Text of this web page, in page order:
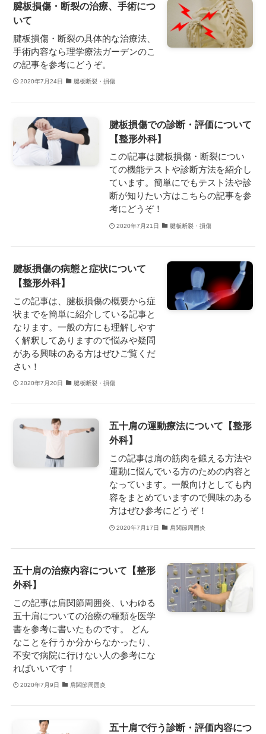
腱板損傷・断裂の治療、手術につ
いて
腱板損傷・断裂の具体的な治療法、
手術内容なら理学療法ガーデンのこ
の記事を参考にどうぞ。
2020年7月24日 腱板断裂・損傷
腱板損傷での診断・評価について
【整形外科】
このl記事は腱板損傷・断裂につい
ての機能テストや診断方法を紹介し
ています。簡単にでもテスト法や診
断が知りたい方はこちらの記事を参
考にどうぞ！
2020年7月21日 腱板断裂・損傷
腱板損傷の病態と症状について
【整形外科】
この記事は、腱板損傷の概要から症
状までを簡単に紹介している記事と
なります。一般の方にも理解しやす
く解釈してありますので悩みや疑問
がある興味のある方はぜひご覧くだ
さい！
2020年7月20日 腱板断裂・損傷
五十肩の運動療法について【整形
外科】
この記事は肩の筋肉を鍛える方法や
運動に悩んでいる方のための内容と
なっています。一般向けとしても内
容をまとめていますので興味のある
方はぜひ参考にどうぞ！
2020年7月17日 肩関節周囲炎
五十肩の治療内容について【整形
外科】
この記事は肩関節周囲炎、いわゆる
五十肩についての治療の種類を医学
書を参考に書いたものです。 どん
なことを行うか分からなかったり、
不安で病院に行けない人の参考にな
ればいいです！
2020年7月9日 肩関節周囲炎
五十肩で行う診断・評価内容につ